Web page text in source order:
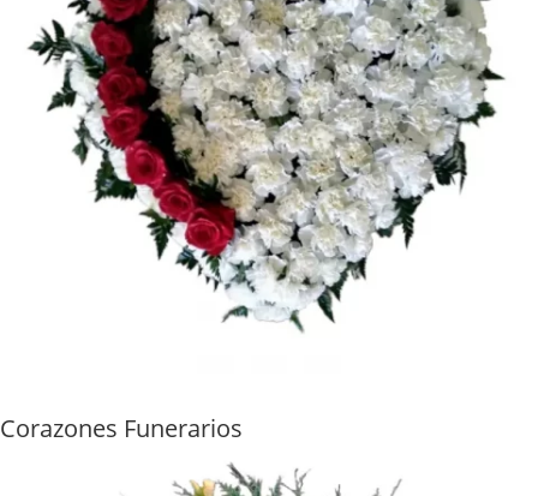
Corazones Funerarios